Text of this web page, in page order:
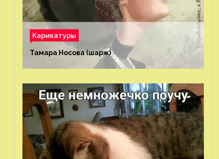
Карикатуры
Тамара Носова (шарж)⁠⁠